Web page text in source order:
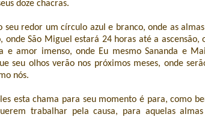
doze chacras.
seu redor um círculo azul e branco, onde as
onde São Miguel estará 24 horas até a ascensão,
e amor imenso, onde Eu mesmo Sananda e
seu olhos verão nos próximos meses, onde
nós.
esta chama para seu momento é para, como
trabalhar pela causa, para aquelas